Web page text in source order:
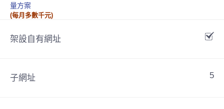
量方案
(每月多數千元)
架設自有網址
子網址 5